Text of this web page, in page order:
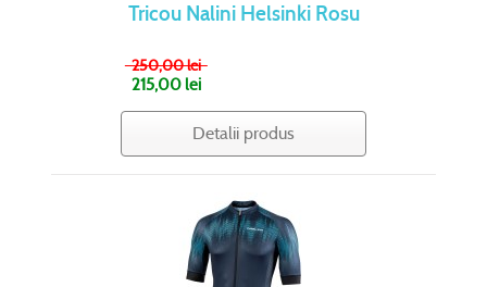
Tricou Nalini Helsinki Rosu
250,00 lei
215,00 lei
Detalii produs